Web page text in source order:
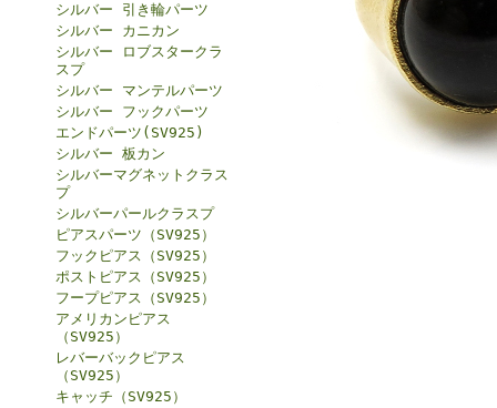
シルバー 引き輪パーツ
シルバー カニカン
シルバー ロブスタークラ
スプ
シルバー マンテルパーツ
シルバー フックパーツ
エンドパーツ(SV925)
シルバー 板カン
シルバーマグネットクラス
プ
シルバーパールクラスプ
ピアスパーツ（SV925）
フックピアス（SV925）
ポストピアス（SV925）
フープピアス（SV925）
アメリカンピアス
（SV925）
レバーバックピアス
（SV925）
キャッチ（SV925）